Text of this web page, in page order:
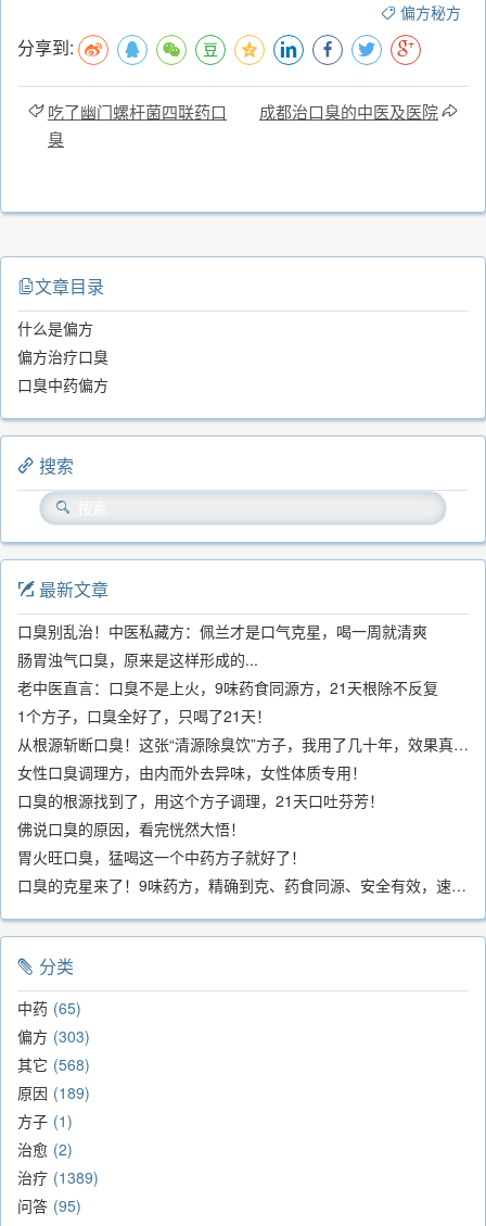
偏方秘方
分享到:
吃了幽门螺杆菌四联药口
臭
成都治口臭的中医及医院
文章目录
什么是偏方
偏方治疗口臭
口臭中药偏方
搜索
最新文章
口臭别乱治！中医私藏方：佩兰才是口气克星，喝一周就清爽
肠胃浊气口臭，原来是这样形成的...
老中医直言：口臭不是上火，9味药食同源方，21天根除不反复
1个方子，口臭全好了，只喝了21天！
从根源斩断口臭！这张“清源除臭饮”方子，我用了几十年，效果真不错
女性口臭调理方，由内而外去异味，女性体质专用！
口臭的根源找到了，用这个方子调理，21天口吐芬芳！
佛说口臭的原因，看完恍然大悟！
胃火旺口臭，猛喝这一个中药方子就好了！
口臭的克星来了！9味药方，精确到克、药食同源、安全有效，速看！
分类
中药 65
偏方 303
其它 568
原因 189
方子 1
治愈 2
治疗 1389
问答 95